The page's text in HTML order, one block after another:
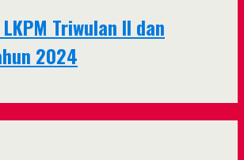
Triwulan II dan
2024